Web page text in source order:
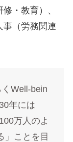
・教育）、
事（労務関連
Well-bein
年には
万人のよ
」ことを目